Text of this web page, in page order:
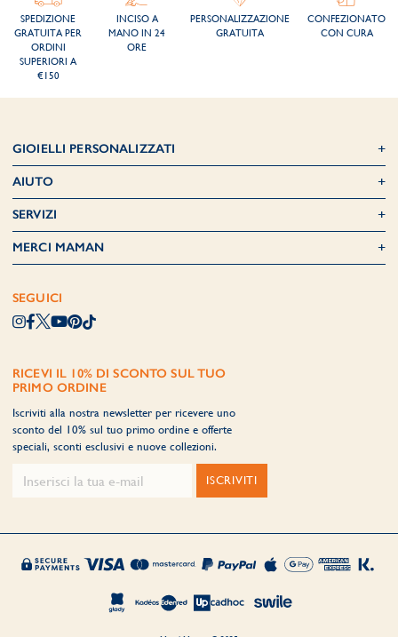
SPEDIZIONE
GRATUITA PER
ORDINI
SUPERIORI A
€150
INCISO A
MANO IN 24
ORE
PERSONALIZZAZIONE
GRATUITA
CONFEZIONATO
CON CURA
GIOIELLI PERSONALIZZATI
AIUTO
SERVIZI
MERCI MAMAN
SEGUICI
RICEVI IL 10% DI SCONTO SUL TUO
PRIMO ORDINE
Iscriviti alla nostra newsletter per ricevere uno
sconto del 10% sul tuo primo ordine e offerte
speciali, sconti esclusivi e nuove collezioni.
ISCRIVITI